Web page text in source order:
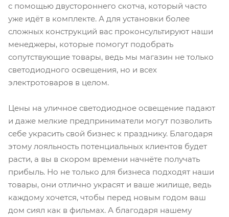
с помощью двустороннего скотча, который часто
уже идёт в комплекте. А для установки более
сложных конструкций вас проконсультируют наши
менеджеры, которые помогут подобрать
сопутствующие товары, ведь мы магазин не только
светодиодного освещения, но и всех
электротоваров в целом.
Цены на уличное светодиодное освещение падают
и даже мелкие предприниматели могут позволить
себе украсить свой бизнес к празднику. Благодаря
этому лояльность потенциальных клиентов будет
расти, а вы в скором времени начнёте получать
прибыль. Но не только для бизнеса подходят наши
товары, они отлично украсят и ваше жилище, ведь
каждому хочется, чтобы перед новым годом ваш
дом сиял как в фильмах. А благодаря нашему